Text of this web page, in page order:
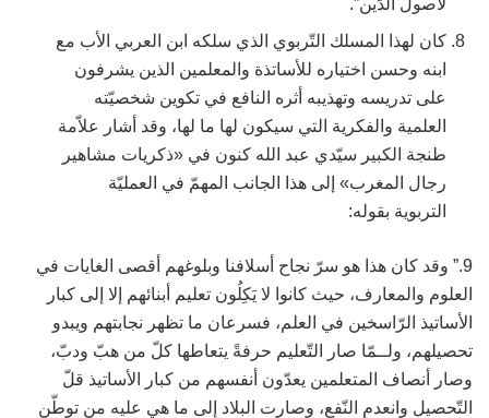
كان لهذا المسلك التّربوي الذي سلكه ابن العربي الأب مع
ابنه وحسن اختياره للأساتذة والمعلمين الذين يشرفون
على تدريسه وتهذيبه أثره النافع في تكوين شخصيّته
العلمية والفكرية التي سيكون لها ما لها، وقد أشار علاّمة
طنجة الكبير سيّدي عبد الله كنون في «ذكريات مشاهير
رجال المغرب» إلى هذا الجانب المهمّ في العمليّة
التربوية بقوله:
9.” وقد كان هذا هو سرّ نجاح أسلافنا وبلوغهم أقصى الغايات في
العلوم والمعارف، حيث كانوا لا يَكِلُون تعليم أبنائهم إلا إلى كبار
الأساتيذ الرّاسخين في العلم، فسرعان ما تظهر نجابتهم ويبدو
تحصيلهم، ولــمّا صار التّعليم حرفةً يتعاطها كلّ من هبّ ودبّ،
وصار أنصاف المتعلمين يعدّون أنفسهم من كبار الأساتيذ قلّ
التّحصيل وانعدم النّفع، وصارت البلاد إلى ما هي عليه من توطّن